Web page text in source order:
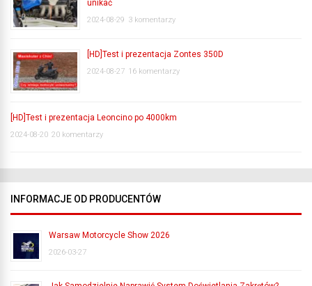
unikać
2024-08-29 3 komentarzy
[HD]Test i prezentacja Zontes 350D
2024-08-27 16 komentarzy
[HD]Test i prezentacja Leoncino po 4000km
2024-08-20 20 komentarzy
INFORMACJE OD PRODUCENTÓW
Warsaw Motorcycle Show 2026
2026-03-27